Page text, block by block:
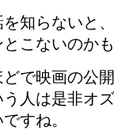
知らないと
こないのか
で映画の公
人は是非オ
すね。